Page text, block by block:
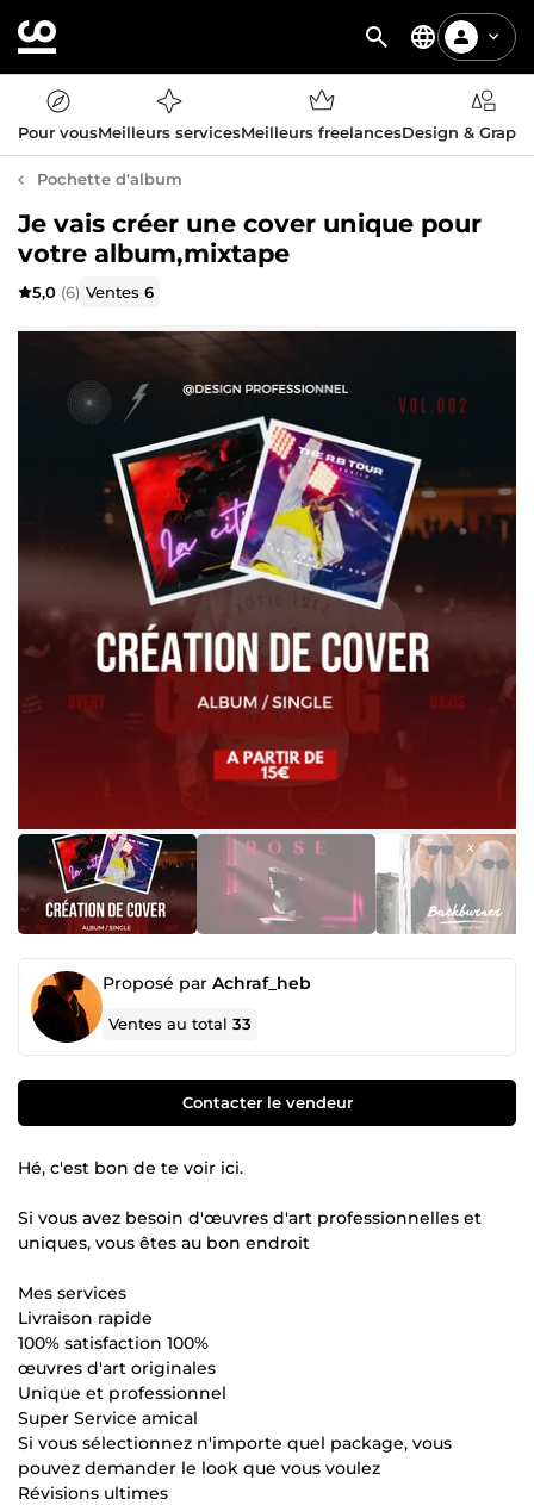
Pour vousMeilleurs servicesMeilleurs freelancesDesign &
Pochette d'album
Je vais créer une cover unique pour
votre album,mixtape
5,0 (6) Ventes6
Proposé par Achraf_heb
Ventes au total33
Contacter le vendeur
Hé, c'est bon de te voir ici.
Si vous avez besoin d'œuvres d'art professionnelles et
uniques, vous êtes au bon endroit
Mes services
Livraison rapide
100% satisfaction 100%
œuvres d'art originales
Unique et professionnel
Super Service amical
Si vous sélectionnez n'importe quel package, vous
pouvez demander le look que vous voulez
Révisions ultimes